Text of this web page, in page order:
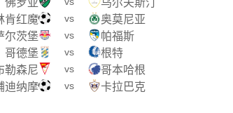
佛罗亚 乌尔夫斯汀
肯红魔 vs 奥莫尼亚
尔茨堡 vs 帕福斯
哥德堡 vs 根特
勒森尼 vs 哥本哈根
迪纳摩 vs 卡拉巴克